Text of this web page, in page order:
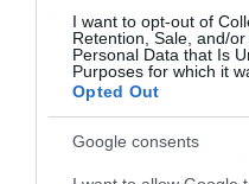
I want to opt-out of
Retention, Sale, and/
Personal Data that Is
Purposes for which it
Opted Out
Google consents
Ενα βίντεο σοκ που
ξεσηκώσει τις
δημοσιότητα από την
καταγράφηκε στην Κίνα
εστιατορίου να βουτάνε
κουβάδες με καυτό νερό,
βγει η γούνα τους, ώστε